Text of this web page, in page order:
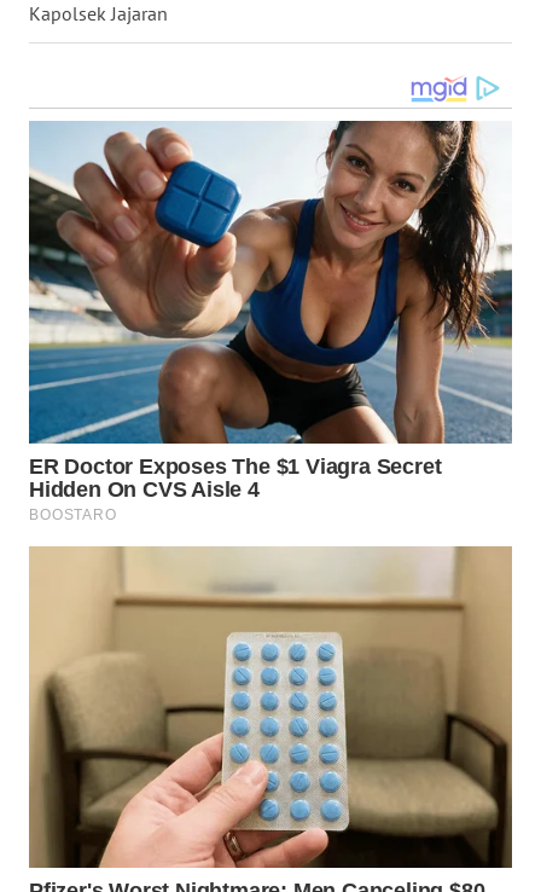
Kapolsek Jajaran
WN
JOGJA
WN
JATIM
WN
BALI
KALBAR
WN
KALTENG
WN
KALSEL
WN
KALTIM
SULSEL